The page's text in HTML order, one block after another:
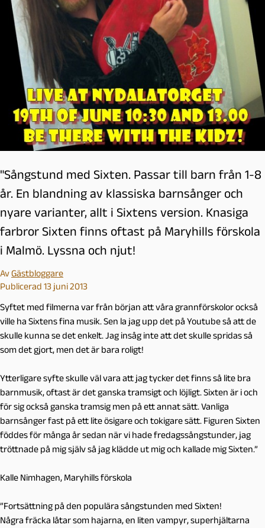
"Sångstund med Sixten. Passar till barn från 1-8
år. En blandning av klassiska barnsånger och
nyare varianter, allt i Sixtens version. Knasiga
farbror Sixten finns oftast på Maryhills förskola
i Malmö. Lyssna och njut!
AvGästbloggare
Publicerad 13 juni 2013
Syftet med filmerna var från början att våra grannförskolor också
ville ha Sixtens fina musik. Sen la jag upp det på Youtube så att de
skulle kunna se det enkelt. Jag insåg inte att det skulle spridas så
som det gjort, men det är bara roligt!
Ytterligare syfte skulle väl vara att jag tycker det finns så lite bra
barnmusik, oftast är det ganska tramsigt och löjligt. Sixten är i och
för sig också ganska tramsig men på ett annat sätt. Vanliga
barnsånger fast på ett lite ösigare och tokigare sätt. Figuren Sixten
föddes för många år sedan när vi hade fredagssångstunder, jag
tröttnade på mig själv så jag klädde ut mig och kallade mig Sixten.”
Kalle Nimhagen, Maryhills förskola
”Fortsättning på den populära sångstunden med Sixten!
Några fräcka låtar som hajarna, en liten vampyr, superhjältarna